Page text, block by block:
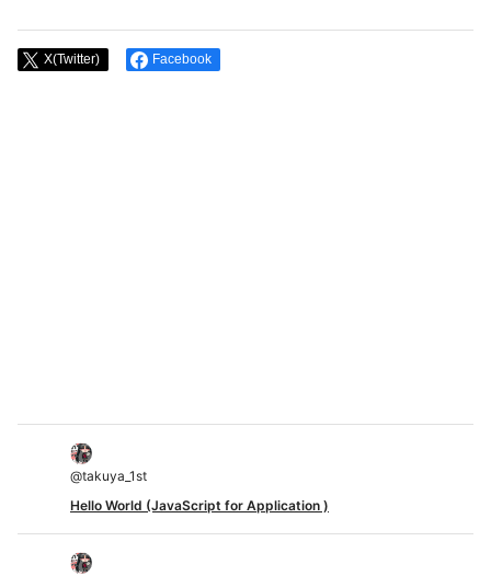
X(Twitter) Facebook
@takuya_1st
Hello World (JavaScript for Application )